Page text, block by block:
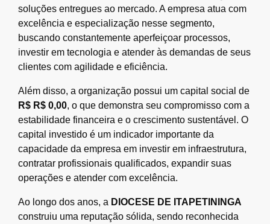
soluções entregues ao mercado. A empresa atua com
excelência e especialização nesse segmento,
buscando constantemente aperfeiçoar processos,
investir em tecnologia e atender às demandas de seus
clientes com agilidade e eficiência.
Além disso, a organização possui um capital social de
R$ R$ 0,00, o que demonstra seu compromisso com a
estabilidade financeira e o crescimento sustentável. O
capital investido é um indicador importante da
capacidade da empresa em investir em infraestrutura,
contratar profissionais qualificados, expandir suas
operações e atender com excelência.
Ao longo dos anos, a DIOCESE DE ITAPETININGA
construiu uma reputação sólida, sendo reconhecida